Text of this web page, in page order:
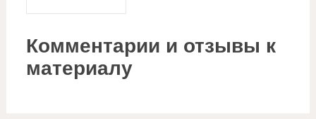
Комментарии и отзывы к
материалу